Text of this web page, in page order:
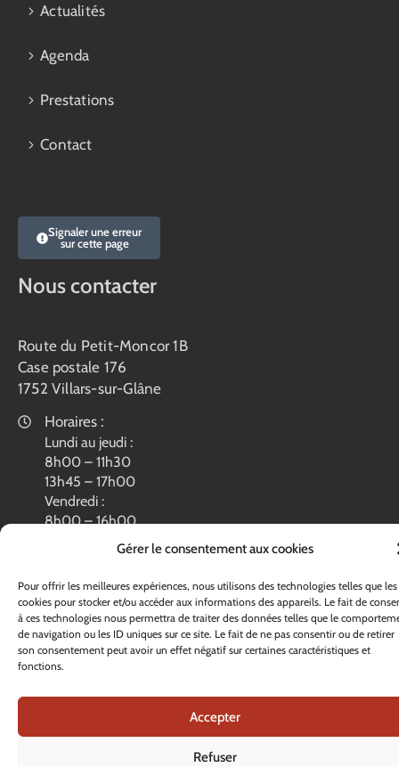
Gérer le consentement aux cookies
Pour offrir les meilleures expériences, nous utilisons des technologies telles que les
cookies pour stocker et/ou accéder aux informations des appareils. Le fait de
à ces technologies nous permettra de traiter des données telles que le
de navigation ou les ID uniques sur ce site. Le fait de ne pas consentir ou de retirer
son consentement peut avoir un effet négatif sur certaines caractéristiques et
fonctions.
Accepter
Refuser
Actualités
Agenda
Prestations
Contact
Signaler une erreur
sur cette page
Nous contacter
Route du Petit-Moncor 1B
Case postale 176
1752 Villars-sur-Glâne
Horaires :
Lundi au jeudi :
8h00 – 11h30
13h45 – 17h00
Vendredi :
8h00 – 16h00
Veille de fête: 13h45 – 16h00
Contacter nos services